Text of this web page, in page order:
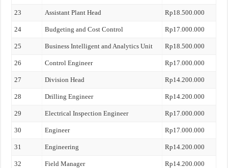
23 Assistant Plant Head Rp18.500.000
24 Budgeting and Cost Control Rp17.000.000
25 Business Intelligent and Analytics Unit Rp18.500.000
26 Control Engineer Rp17.000.000
27 Division Head Rp14.200.000
28 Drilling Engineer Rp14.200.000
29 Electrical Inspection Engineer Rp17.000.000
30 Engineer Rp17.000.000
31 Engineering Rp14.200.000
32 Field Manager Rp14.200.000